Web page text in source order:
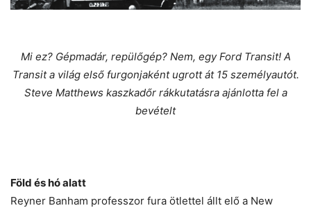
Mi ez? Gépmadár, repülőgép? Nem, egy Ford Transit! A
Transit a világ első furgonjaként ugrott át 15 személyautót.
Steve Matthews kaszkadőr rákkutatásra ajánlotta fel a
bevételt
Föld és hó alatt
Reyner Banham professzor fura ötlettel állt elő a New